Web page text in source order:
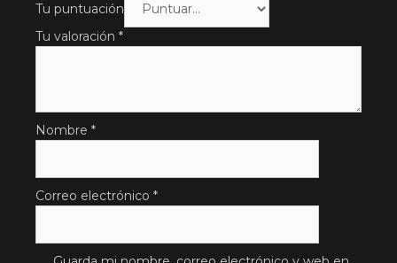
Tu puntuación
Tu valoración *
Nombre *
Correo electrónico *